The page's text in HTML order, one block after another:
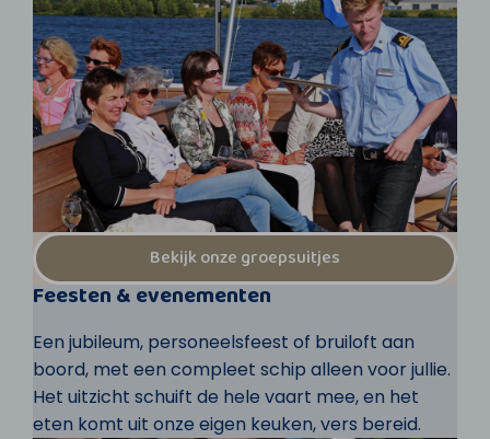
Bekijk onze groepsuitjes
Feesten & evenementen
Een jubileum, personeelsfeest of bruiloft aan
boord, met een compleet schip alleen voor jullie.
Het uitzicht schuift de hele vaart mee, en het
eten komt uit onze eigen keuken, vers bereid.